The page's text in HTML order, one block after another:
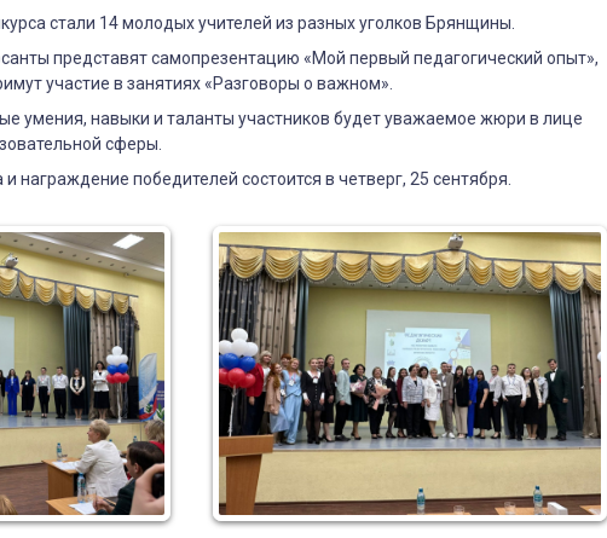
стали 14 молодых учителей из разных уголков Брянщины.
представят самопрезентацию «Мой первый педагогический опыт»,
участие в занятиях «Разговоры о важном».
умения, навыки и таланты участников будет уважаемое жюри в лице
сферы.
награждение победителей состоится в четверг, 25 сентября.